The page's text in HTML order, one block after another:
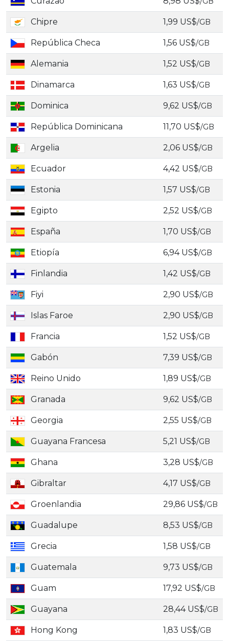
Chipre 1,99 US$/GB
República Checa 1,56 US$/GB
Alemania 1,52 US$/GB
Dinamarca 1,63 US$/GB
Dominica 9,62 US$/GB
República Dominicana 11,70 US$/GB
Argelia 2,06 US$/GB
Ecuador 4,42 US$/GB
Estonia 1,57 US$/GB
Egipto 2,52 US$/GB
España 1,70 US$/GB
Etiopía 6,94 US$/GB
Finlandia 1,42 US$/GB
Fiyi 2,90 US$/GB
Islas Faroe 2,90 US$/GB
Francia 1,52 US$/GB
Gabón 7,39 US$/GB
Reino Unido 1,89 US$/GB
Granada 9,62 US$/GB
Georgia 2,55 US$/GB
Guayana Francesa 5,21 US$/GB
Ghana 3,28 US$/GB
Gibraltar 4,17 US$/GB
Groenlandia 29,86 US$/GB
Guadalupe 8,53 US$/GB
Grecia 1,58 US$/GB
Guatemala 9,73 US$/GB
Guam 17,92 US$/GB
Guayana 28,44 US$/GB
Hong Kong 1,83 US$/GB